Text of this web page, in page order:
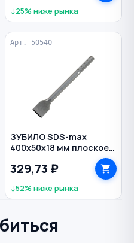
↓25% ниже рынка
Арт. 50540
ЗУБИЛО SDS-max
400х50х18 мм плоское
329,73 ₽
↓52% ниже рынка